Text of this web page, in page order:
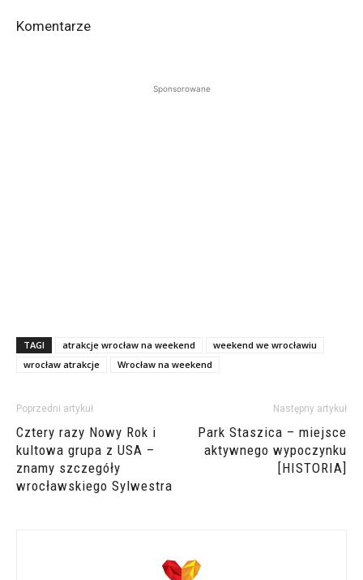
Komentarze
Sponsorowane
TAGI atrakcje wrocław na weekend
weekend we wrocławiu
wrocław atrakcje
Wrocław na weekend
Poprzedni artykuł
Cztery razy Nowy Rok i
kultowa grupa z USA –
znamy szczegóły
wrocławskiego Sylwestra
Następny artykuł
Park Staszica – miejsce
aktywnego wypoczynku
[HISTORIA]